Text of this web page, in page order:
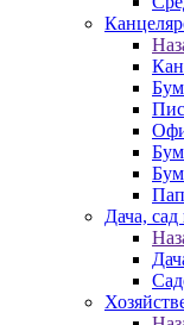
Дача,